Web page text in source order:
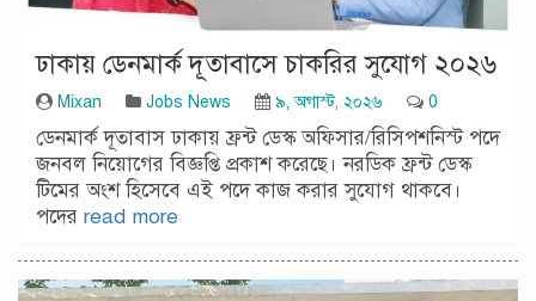
ঢাকায় ডেনমার্ক দূতাবাসে চাকরির সুযোগ ২০২৬
Mixan Jobs News ৯, অগাস্ট, ২০২৬ 0
ডেনমার্ক দূতাবাস ঢাকায় ফ্রন্ট ডেস্ক অফিসার/রিসিপশনিস্ট পদে
জনবল নিয়োগের বিজ্ঞপ্তি প্রকাশ করেছে। নরডিক ফ্রন্ট ডেস্ক
টিমের অংশ হিসেবে এই পদে কাজ করার সুযোগ থাকবে।
পদের read more